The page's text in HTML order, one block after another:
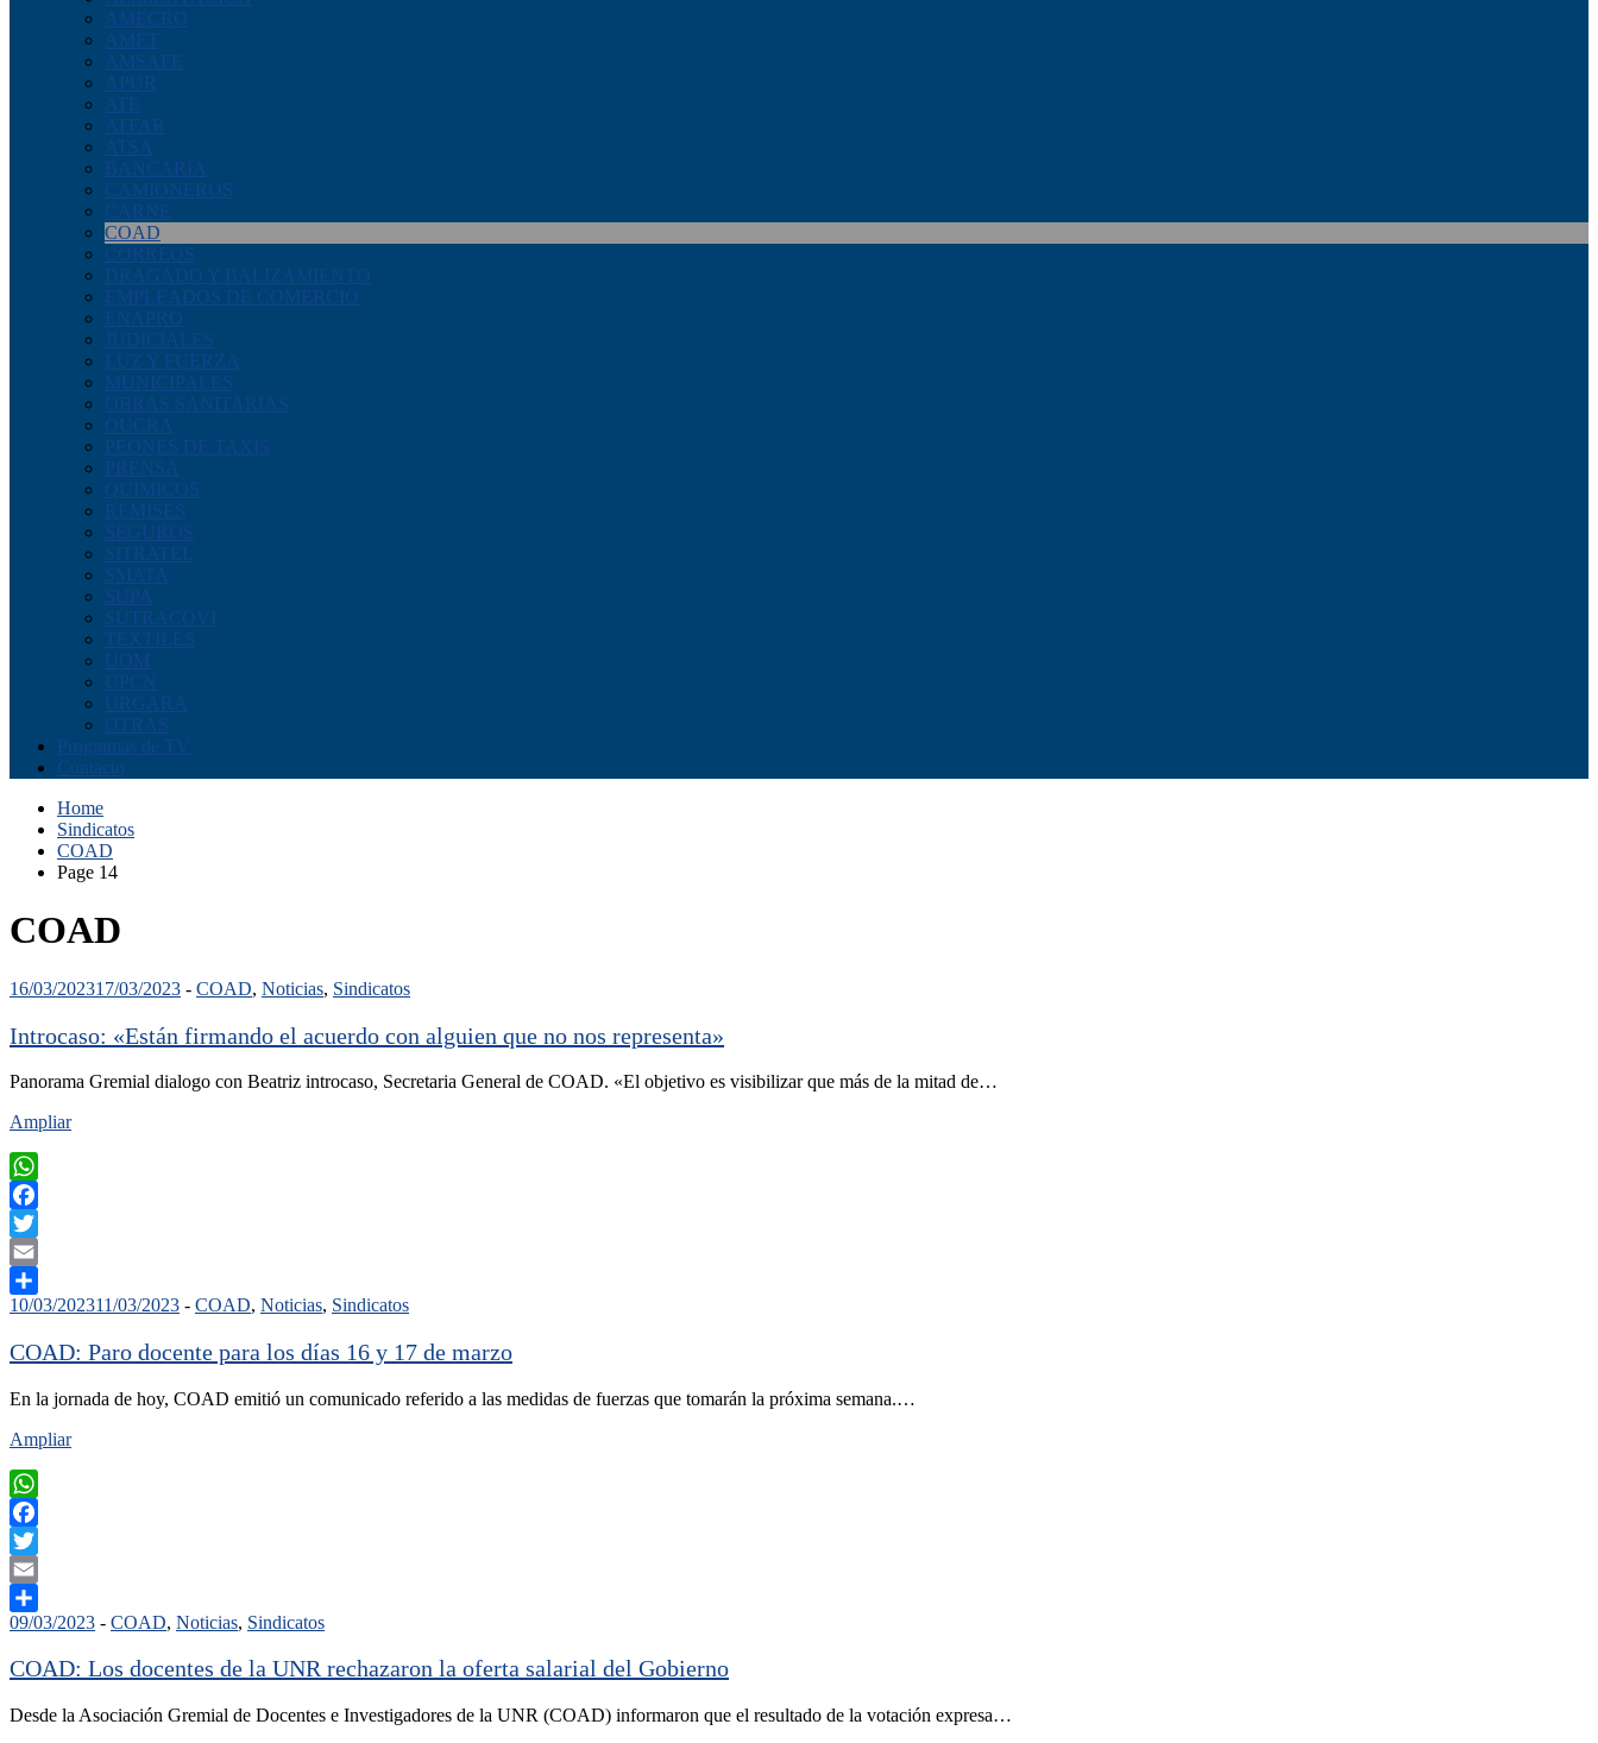
AMECRO
AMET
AMSAFE
APUR
ATE
ATFAR
ATSA
BANCARIA
CAMIONEROS
CARNE
COAD
CORREOS
DRAGADO Y BALIZAMIENTO
EMPLEADOS DE COMERCIO
ENAPRO
JUDICIALES
LUZ Y FUERZA
MUNICIPALES
OBRAS SANITARIAS
OUCRA
PEONES DE TAXIS
PRENSA
QUIMICOS
REMISES
SEGUROS
SITRATEL
SMATA
SUPA
SUTRACOVI
TEXTILES
UOM
UPCN
URGARA
OTRAS
Programas de TV
Contacto
Home
Sindicatos
COAD
Page 14
COAD
16/03/202317/03/2023 - COAD, Noticias, Sindicatos
Introcaso: «Están firmando el acuerdo con alguien que no nos representa»
Panorama Gremial dialogo con Beatriz introcaso, Secretaria General de COAD. «El objetivo es visibilizar que más de la mitad de…
Ampliar
WhatsApp
Facebook
Twitter
Email
Compartir
10/03/202311/03/2023 - COAD, Noticias, Sindicatos
COAD: Paro docente para los días 16 y 17 de marzo
En la jornada de hoy, COAD emitió un comunicado referido a las medidas de fuerzas que tomarán la próxima semana.…
Ampliar
WhatsApp
Facebook
Twitter
Email
Compartir
09/03/2023 - COAD, Noticias, Sindicatos
COAD: Los docentes de la UNR rechazaron la oferta salarial del Gobierno
Desde la Asociación Gremial de Docentes e Investigadores de la UNR (COAD) informaron que el resultado de la votación expresa…